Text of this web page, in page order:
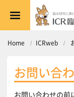
メインコンテンツへス
Home ICRweb
お問い合
お問い合わせの前